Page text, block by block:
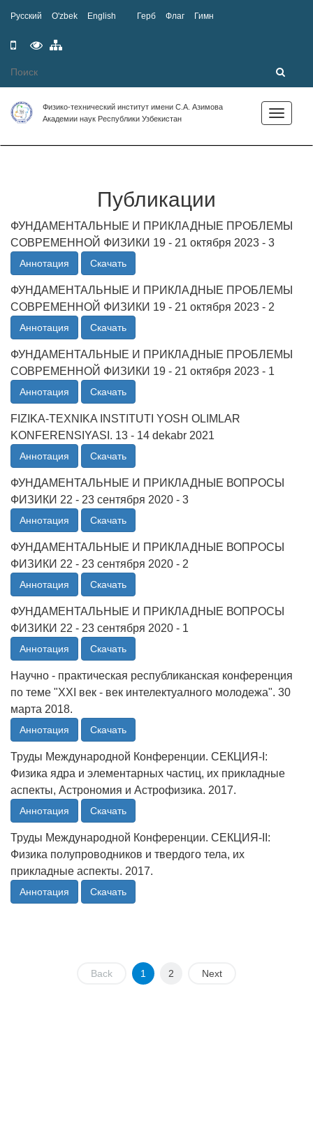
Русский O'zbek English Герб Флаг Гимн
версиявозможности
Toggle
navigation
Физико-технический институт имени С.А. Азимова
Академии наук Республики Узбекистан
Публикации
ФУНДАМЕНТАЛЬНЫЕ И ПРИКЛАДНЫЕ ПРОБЛЕМЫ
СОВРЕМЕННОЙ ФИЗИКИ 19 - 21 октября 2023 - 3
Аннотация Скачать
ФУНДАМЕНТАЛЬНЫЕ И ПРИКЛАДНЫЕ ПРОБЛЕМЫ
СОВРЕМЕННОЙ ФИЗИКИ 19 - 21 октября 2023 - 2
Аннотация Скачать
ФУНДАМЕНТАЛЬНЫЕ И ПРИКЛАДНЫЕ ПРОБЛЕМЫ
СОВРЕМЕННОЙ ФИЗИКИ 19 - 21 октября 2023 - 1
Аннотация Скачать
FIZIKA-TEXNIKA INSTITUTI YOSH OLIMLAR
KONFERENSIYASI. 13 - 14 dekabr 2021
Аннотация Скачать
ФУНДАМЕНТАЛЬНЫЕ И ПРИКЛАДНЫЕ ВОПРОСЫ
ФИЗИКИ 22 - 23 сентября 2020 - 3
Аннотация Скачать
ФУНДАМЕНТАЛЬНЫЕ И ПРИКЛАДНЫЕ ВОПРОСЫ
ФИЗИКИ 22 - 23 сентября 2020 - 2
Аннотация Скачать
ФУНДАМЕНТАЛЬНЫЕ И ПРИКЛАДНЫЕ ВОПРОСЫ
ФИЗИКИ 22 - 23 сентября 2020 - 1
Аннотация Скачать
Научно - практическая республиканская конференция
по теме "XXI век - век интелектуалного молодежа". 30
марта 2018.
Аннотация Скачать
Труды Международной Конференции. СЕКЦИЯ-I:
Физика ядра и элементарных частиц, их прикладные
аспекты, Астрономия и Астрофизика. 2017.
Аннотация Скачать
Труды Международной Конференции. СЕКЦИЯ-II:
Физика полупроводников и твердого тела, их
прикладные аспекты. 2017.
Аннотация Скачать
Back 1 2 Next